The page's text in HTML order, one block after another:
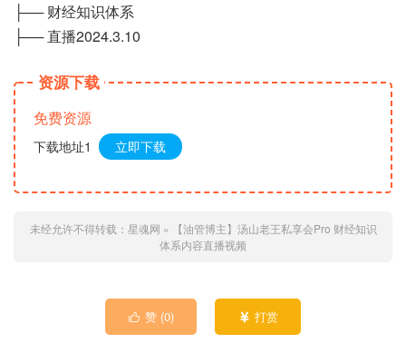
├── 财经知识体系
├── 直播2024.3.10
资源下载
免费资源
下载地址1 立即下载
未经允许不得转载： 星魂网 »
【油管博主】汤山老王私享会Pro 财经知识
体系内容直播视频
 赞 (0)  打赏